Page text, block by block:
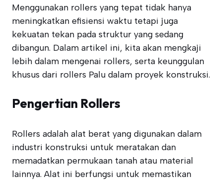
Menggunakan rollers yang tepat tidak hanya
meningkatkan efisiensi waktu tetapi juga
kekuatan tekan pada struktur yang sedang
dibangun. Dalam artikel ini, kita akan mengkaji
lebih dalam mengenai rollers, serta keunggulan
khusus dari rollers Palu dalam proyek konstruksi.
Pengertian Rollers
Rollers adalah alat berat yang digunakan dalam
industri konstruksi untuk meratakan dan
memadatkan permukaan tanah atau material
lainnya. Alat ini berfungsi untuk memastikan